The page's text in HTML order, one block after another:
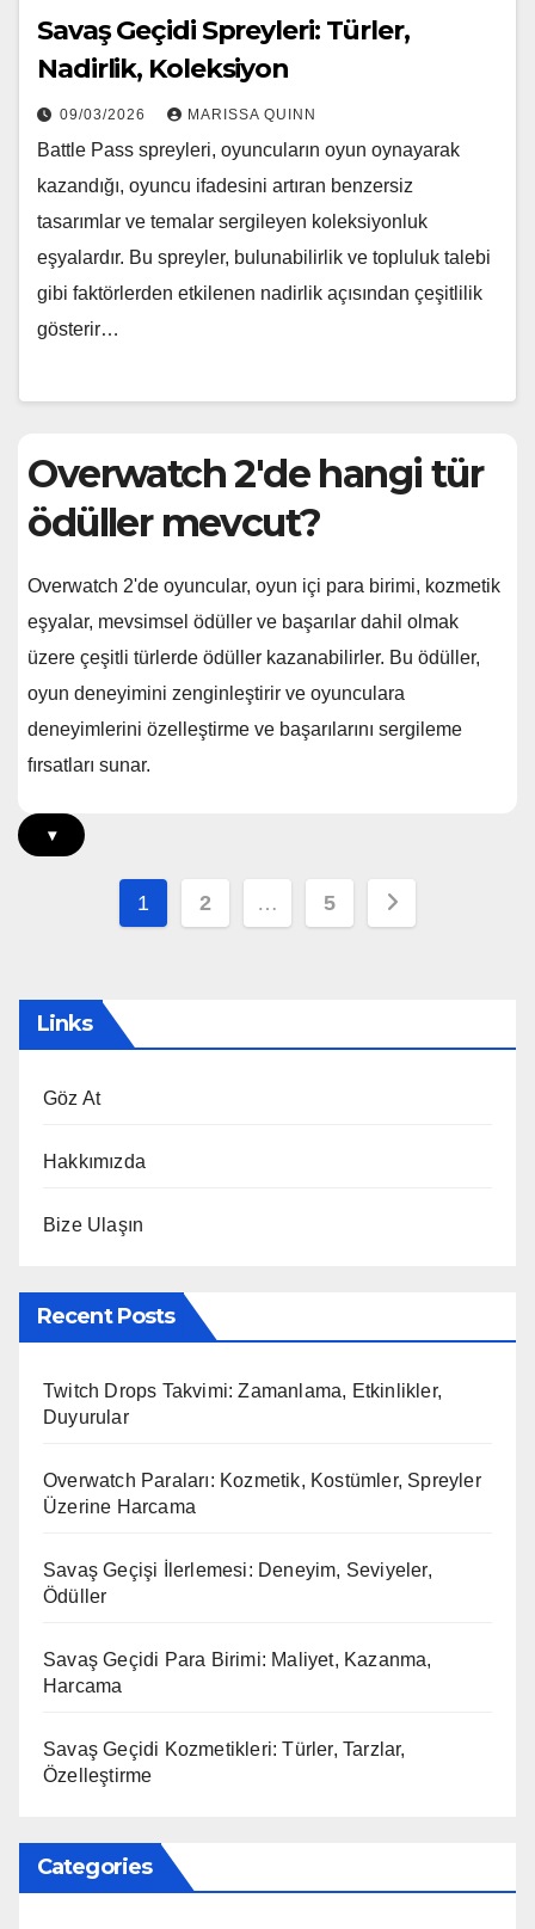
Savaş Geçidi Spreyleri: Türler,
Nadirlik, Koleksiyon
09/03/2026 MARISSA QUINN
Battle Pass spreyleri, oyuncuların oyun oynayarak
kazandığı, oyuncu ifadesini artıran benzersiz
tasarımlar ve temalar sergileyen koleksiyonluk
eşyalardır. Bu spreyler, bulunabilirlik ve topluluk talebi
gibi faktörlerden etkilenen nadirlik açısından çeşitlilik
gösterir…
Overwatch 2'de hangi tür
ödüller mevcut?
Overwatch 2'de oyuncular, oyun içi para birimi, kozmetik
eşyalar, mevsimsel ödüller ve başarılar dahil olmak
üzere çeşitli türlerde ödüller kazanabilirler. Bu ödüller,
oyun deneyimini zenginleştirir ve oyunculara
deneyimlerini özelleştirme ve başarılarını sergileme
fırsatları sunar.
▾
Posts
1 2 … 5
Links
Göz At
Hakkımızda
Bize Ulaşın
Recent Posts
Twitch Drops Takvimi: Zamanlama, Etkinlikler,
Duyurular
Overwatch Paraları: Kozmetik, Kostümler, Spreyler
Üzerine Harcama
Savaş Geçişi İlerlemesi: Deneyim, Seviyeler,
Ödüller
Savaş Geçidi Para Birimi: Maliyet, Kazanma,
Harcama
Savaş Geçidi Kozmetikleri: Türler, Tarzlar,
Özelleştirme
Categories